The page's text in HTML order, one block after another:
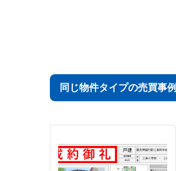
同じ物件タイプの売買事例